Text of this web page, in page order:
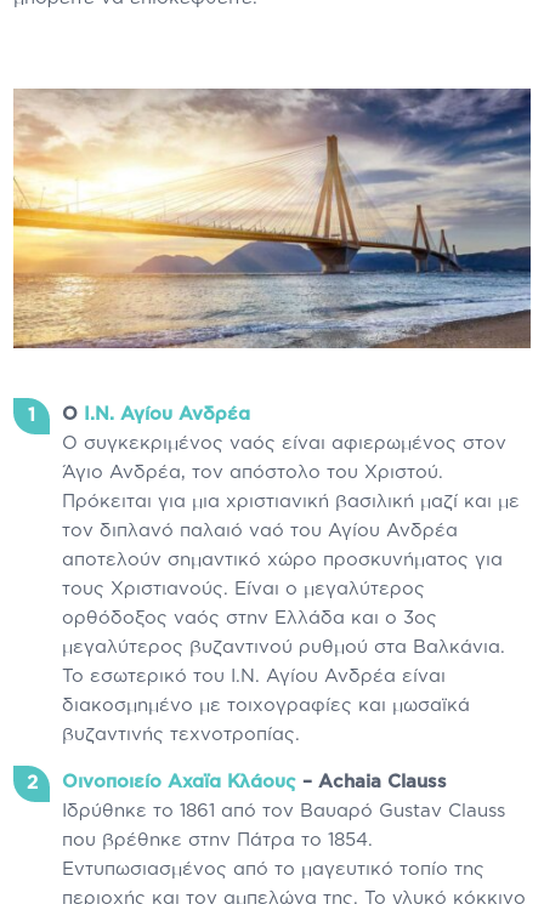
Ο
Ι.Ν. Αγίου Ανδρέα
Ο συγκεκριμένος ναός είναι αφιερωμένος στον
Άγιο Ανδρέα, τον απόστολο του Χριστού.
Πρόκειται για μια χριστιανική βασιλική μαζί και με
τον διπλανό παλαιό ναό του Αγίου Ανδρέα
αποτελούν σημαντικό χώρο προσκυνήματος για
τους Χριστιανούς. Είναι ο μεγαλύτερος
ορθόδοξος ναός στην Ελλάδα και ο 3ος
μεγαλύτερος βυζαντινού ρυθμού στα Βαλκάνια.
Το εσωτερικό του Ι.Ν. Αγίου Ανδρέα είναι
διακοσμημένο με τοιχογραφίες και μωσαϊκά
βυζαντινής τεχνοτροπίας.
Οινοποιείο Αχαϊα Κλάους – Achaia Clauss
Ιδρύθηκε το 1861 από τον Βαυαρό Gustav Clauss
που βρέθηκε στην Πάτρα το 1854.
Εντυπωσιασμένος από το μαγευτικό τοπίο της
περιοχής και τον αμπελώνα της. Το γλυκό κόκκινο